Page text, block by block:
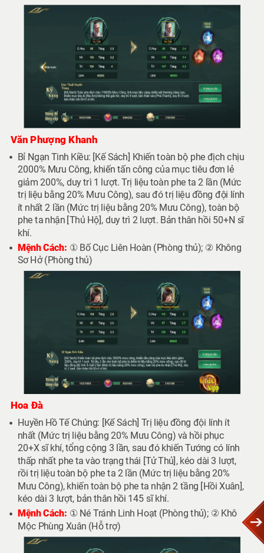
Văn Phượng Khanh
Bỉ Ngạn Tinh Kiều: [Kế Sách] Khiến toàn bộ phe địch chịu
2000% Mưu Công, khiến tấn công của mục tiêu đơn lẻ
giảm 200%, duy trì 1 lượt. Trị liệu toàn phe ta 2 lần (Mức
trị liệu bằng 20% Mưu Công), sau đó trị liệu đồng đội lính
ít nhất 2 lần (Mức trị liệu bằng 20% Mưu Công), toàn bộ
phe ta nhận [Thủ Hộ], duy trì 2 lượt. Bản thân hồi 50+N sĩ
khí.
Mệnh Cách: ① Bố Cục Liên Hoàn (Phòng thủ); ② Không
Sơ Hở (Phòng thủ)
Hoa Đà
Huyền Hồ Tế Chúng: [Kế Sách] Trị liệu đồng đội lính ít
nhất (Mức trị liệu bằng 20% Mưu Công) và hồi phục
20+X sĩ khí, tổng cộng 3 lần, sau đó khiến Tướng có lính
thấp nhất phe ta vào trạng thái [Tử Thủ], kéo dài 3 lượt,
rồi trị liệu toàn bộ phe ta 2 lần (Mức trị liệu bằng 20%
Mưu Công), khiến toàn bộ phe ta nhận 2 tầng [Hồi Xuân],
kéo dài 3 lượt, bản thân hồi 145 sĩ khí.
Mệnh Cách: ① Né Tránh Linh Hoạt (Phòng thủ); ② Khô
Mộc Phùng Xuân (Hỗ trợ)